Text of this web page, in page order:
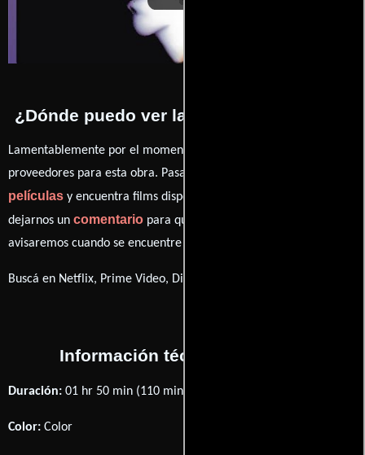
¿Dónde puedo ver la películas Equinox?
Lamentablemente por el momento no contamos con enlaces a
proveedores para esta obra. Pasa por nuestro catálogo de
películas y encuentra films disponibles. También puedes
dejarnos un comentario para que le demos prioridad y te
avisaremos cuando se encuentre disponible
Buscá en Netflix, Prime Video, Disney+
Información técnica y general
Duración: 01 hr 50 min (110 minutos) .
Color: Color